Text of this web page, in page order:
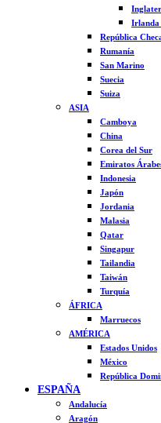
Irlanda
República
Rumanía
San Marino
Suecia
Suiza
ASIA
Camboya
China
Corea del Sur
Emiratos
Indonesia
Japón
Jordania
Malasia
Qatar
Singapur
Tailandia
Taiwán
Turquía
ÁFRICA
Marruecos
AMÉRICA
Estados Unidos
México
República
ESPAÑA
Andalucía
Aragón